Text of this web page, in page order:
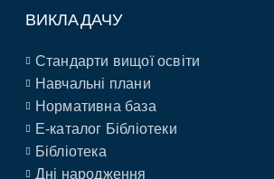
ВИКЛАДАЧУ
Стандарти вищої освіти
Навчальні плани
Нормативна база
E-каталог Бібліотеки
Бібліотека
Дні народження